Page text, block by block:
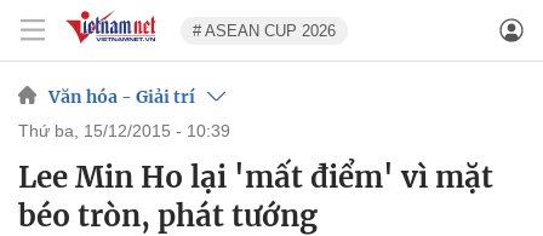
# ASEAN CUP 2026
Văn hóa - Giải trí
thứ ba, 15/12/2015 - 10:39
Lee Min Ho lại 'mất điểm' vì mặt
béo tròn, phát tướng